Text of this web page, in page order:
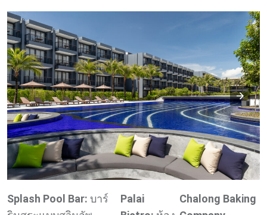
Splash Pool Bar: บาร์
Palai
Chalong Baking